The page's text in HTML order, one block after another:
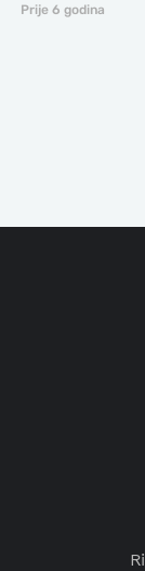
Prije 6 godina